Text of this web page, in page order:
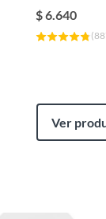
para realizar
$6.640
(
Ver